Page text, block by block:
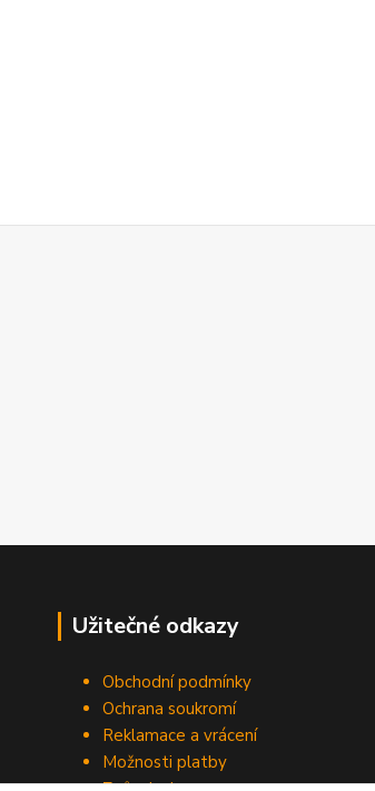
Užitečné odkazy
Obchodní podmínky
Ochrana soukromí
Reklamace a vrácení
Možnosti platby